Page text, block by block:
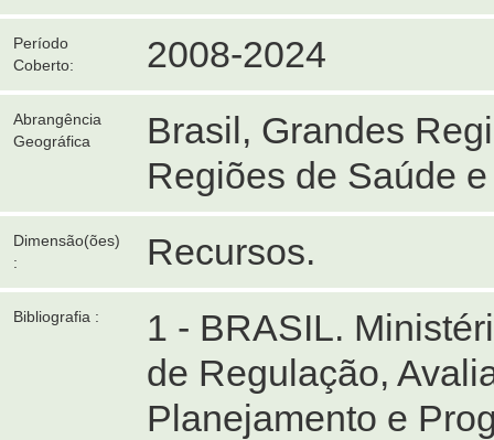
Período
Coberto:
2008-2024
Abrangência
Geográfica
Brasil, Grandes
Regiões de Saúde
Dimensão(ões)
:
Recursos.
Bibliografia :
1 - BRASIL.
de Regulação,
Planejamento e